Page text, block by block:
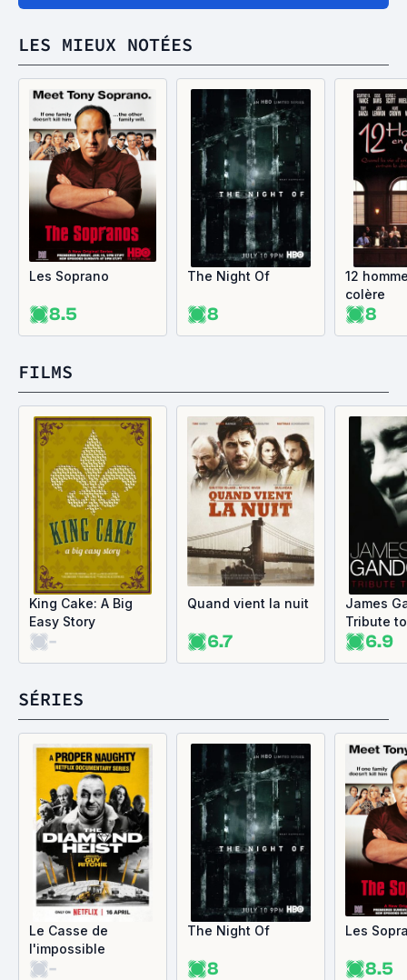
LES MIEUX NOTÉES
Les Soprano
8.5
The Night Of
8
12
colère
8
FILMS
King Cake: A Big
Easy Story
-
Quand vient la nuit
6.7
James
Tribute
6.9
SÉRIES
Le Casse de
l'impossible
-
The Night Of
8
Les
8.5